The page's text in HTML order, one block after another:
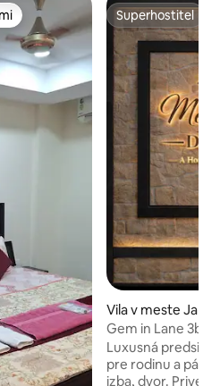
Superhostiteľ
Superhostiteľ
Vila v meste
Gem in Lane
Gopal Nagar.
Luxusná predsieň
pre rodinu a
izba, dvor.